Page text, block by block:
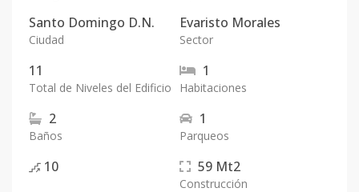
Santo Domingo D.N.
Ciudad
Evaristo Morales
Sector
11
Total de Niveles del Edificio
1
Habitaciones
2
Baños
1
Parqueos
10 59 Mt2
Construcción